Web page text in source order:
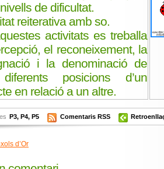
de dificultat.
reiterativa amb so.
activitats es treballa
el reconeixement, la
i la denominació de
posicions d’un
en relació a un altre.
P3, P4, P5 Comentaris RSS
d’Or